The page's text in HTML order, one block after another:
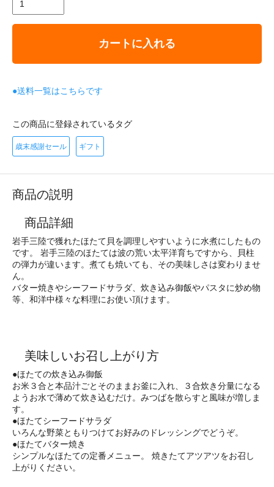
カートに入れる
●送料一覧はこちらです
この商品に登録されているタグ
歳末感謝セール ギフト
商品の説明
商品詳細
岩手三陸で獲れたほたて貝を調理しやすいように水煮にしたもの
です。 岩手三陸のほたては波の荒い太平洋育ちですから、貝柱
の弾力が違います。煮ても焼いても、その美味しさは変わりませ
ん。
バター焼きやシーフードサラダ、炊き込み御飯やパスタに炒め物
等、和洋中様々な料理にお使い頂けます。
美味しいお召し上がり方
●ほたての炊き込み御飯
お米３合と本品汁ごとそのままお釜に入れ、３合炊き分量になる
ようお水で薄めて炊き込むだけ。みつばを散らすと風味が増しま
す。
●ほたてシーフードサラダ
いろんな野菜ともりつけてお好みのドレッシングでどうぞ。
●ほたてバター焼き
シンプルなほたての定番メニュー。 焼きたてアツアツをお召し
上がりください。